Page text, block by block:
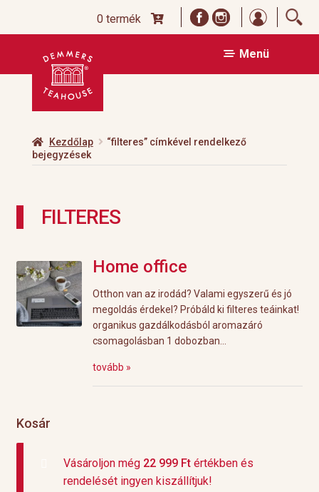
0 termék
Ugrás
navigációhoz
Kilépés
tartalomba
Menü
Kezdőlap
“filteres” címkével rendelkező
bejegyzések
FILTERES
Home office
Otthon van az irodád? Valami egyszerű és jó
megoldás érdekel? Próbáld ki filteres teáinkat!
organikus gazdálkodásból aromazáró
csomagolásban 1 dobozban...
tovább »
Kosár
Vásároljon még 22 999 Ftértékben és
rendelését ingyen kiszállítjuk!